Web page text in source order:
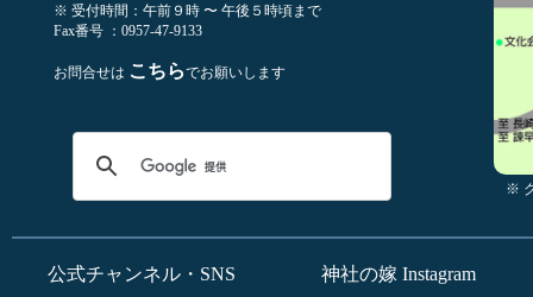
※ 受付時間：午前９時 〜 午後５時頃まで
Fax番号 ：0957-47-9133
お問合せは こちらでお願いします
※
公式チャンネル・SNS 神社の嫁 Instagram